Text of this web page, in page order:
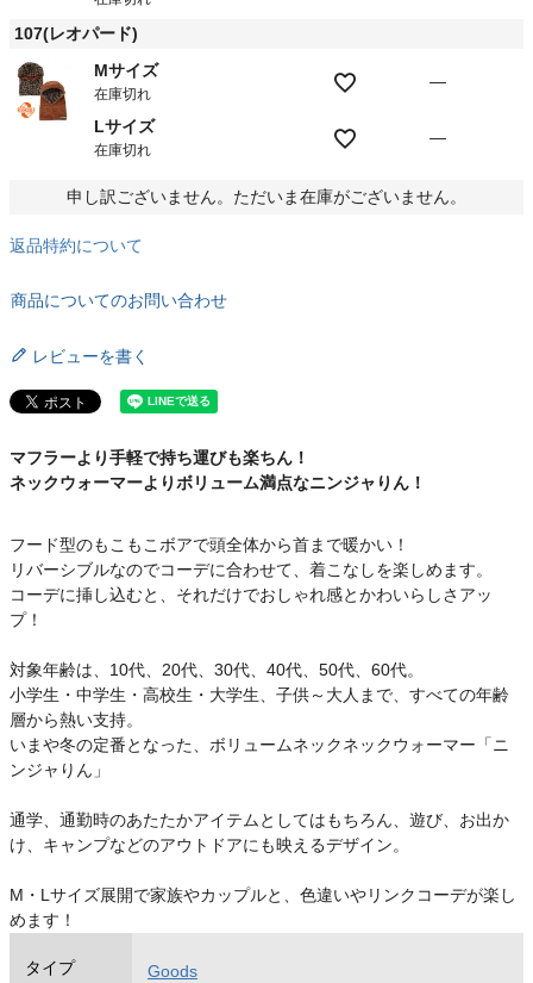
107(レオパード)
Mサイズ
在庫切れ
—
Lサイズ
在庫切れ
—
申し訳ございません。ただいま在庫がございません。
返品特約について
商品についてのお問い合わせ
レビューを書く
マフラーより手軽で持ち運びも楽ちん！
ネックウォーマーよりボリューム満点なニンジャりん！
フード型のもこもこボアで頭全体から首まで暖かい！
リバーシブルなのでコーデに合わせて、着こなしを楽しめます。
コーデに挿し込むと、それだけでおしゃれ感とかわいらしさアッ
プ！
対象年齢は、10代、20代、30代、40代、50代、60代。
小学生・中学生・高校生・大学生、子供～大人まで、すべての年齢
層から熱い支持。
いまや冬の定番となった、ボリュームネックネックウォーマー「ニ
ンジャりん」
通学、通勤時のあたたかアイテムとしてはもちろん、遊び、お出か
け、キャンプなどのアウトドアにも映えるデザイン。
M・Lサイズ展開で家族やカップルと、色違いやリンクコーデが楽し
めます！
タイプ Goods